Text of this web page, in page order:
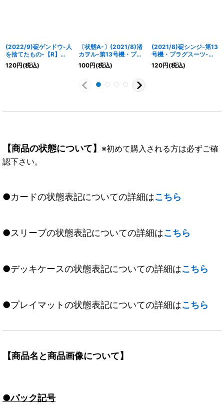
(2022/9)碇ゲンドウ-人
を捨てたもの-【R】
{CB23-036}《紫》
120円(税込)
〔状態A-〕(2021/8)渚
カヲル-第13号機・プラ
グスーツ-【X】{CB21-
X05}《紫》
100円(税込)
(2021/8)碇シンジ-第13
号機・プラグスーツ-
【R】{CB21-040}
《紫》
120円(税込)
【商品の状態について】 ※初めて購入される方は必ずご確
認下さい。
●カードの状態表記についての詳細はこちら
●スリーブの状態表記についての詳細はこちら
●デッキケースの状態表記についての詳細はこちら
●プレイマットの状態表記についての詳細はこちら
【商品名と商品画像について】
●パック記号